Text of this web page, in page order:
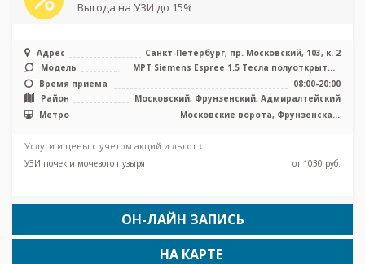
Выгода на УЗИ до 15%
Адрес
Санкт-Петербург, пр. Московский, 103, к. 2
Модель
МРТ Siemens Espree 1.5 Тесла полуоткрытый
Время приема
08:00-20:00
Район
Московский, Фрунзенский, Адмиралтейский
Метро
Московские ворота, Фрунзенская,
Услуги и цены с учетом акций и льгот ↓
УЗИ почек и мочевого пузыря от 1030 pуб.
ОН-ЛАЙН ЗАПИСЬ
НА КАРТЕ